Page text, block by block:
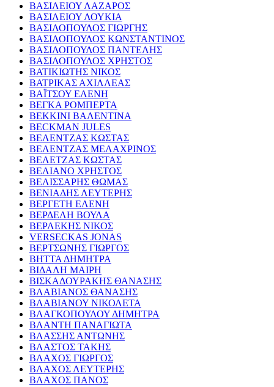
ΒΑΣΙΛΕΙΟΥ ΛΑΖΑΡΟΣ
ΒΑΣΙΛΕΙΟΥ ΛΟΥΚΙΑ
ΒΑΣΙΛΟΠΟΥΛΟΣ ΓΙΩΡΓΗΣ
ΒΑΣΙΛΟΠΟΥΛΟΣ ΚΩΝΣΤΑΝΤΙΝΟΣ
ΒΑΣΙΛΟΠΟΥΛΟΣ ΠΑΝΤΕΛΗΣ
ΒΑΣΙΛΟΠΟΥΛΟΣ ΧΡΗΣΤΟΣ
ΒΑΤΙΚΙΩΤΗΣ ΝΙΚΟΣ
ΒΑΤΡΙΚΑΣ ΑΧΙΛΛΕΑΣ
ΒΑΪΤΣΟΥ ΕΛΕΝΗ
ΒΕΓΚΑ ΡΟΜΠΕΡΤΑ
ΒΕΚΚΙΝΙ ΒΑΛΕΝΤΙΝΑ
BECKMAN JULES
ΒΕΛΕΝΤΖΑΣ ΚΩΣΤΑΣ
ΒΕΛΕΝΤΖΑΣ ΜΕΛΑΧΡΙΝΟΣ
ΒΕΛΕΤΖΑΣ ΚΩΣΤΑΣ
ΒΕΛΙΑΝΟ ΧΡΗΣΤΟΣ
ΒΕΛΙΣΣΑΡΗΣ ΘΩΜΑΣ
ΒΕΝΙΑΔΗΣ ΛΕΥΤΕΡΗΣ
ΒΕΡΓΕΤΗ ΕΛΕΝΗ
ΒΕΡΔΕΛΗ ΒΟΥΛΑ
ΒΕΡΛΕΚΗΣ ΝΙΚΟΣ
VERSECKAS JONAS
ΒΕΡΤΣΩΝΗΣ ΓΙΩΡΓΟΣ
ΒΗΤΤΑ ΔΗΜΗΤΡΑ
ΒΙΔΑΛΗ ΜΑΙΡΗ
ΒΙΣΚΑΔΟΥΡΑΚΗΣ ΘΑΝΑΣΗΣ
ΒΛΑΒΙΑΝΟΣ ΘΑΝΑΣΗΣ
ΒΛΑΒΙΑΝΟΥ ΝΙΚΟΛΕΤΑ
ΒΛΑΓΚΟΠΟΥΛΟΥ ΔΗΜΗΤΡΑ
ΒΛΑΝΤΗ ΠΑΝΑΓΙΩΤΑ
ΒΛΑΣΣΗΣ ΑΝΤΩΝΗΣ
ΒΛΑΣΤΟΣ ΤΑΚΗΣ
ΒΛΑΧΟΣ ΓΙΩΡΓΟΣ
ΒΛΑΧΟΣ ΛΕΥΤΕΡΗΣ
ΒΛΑΧΟΣ ΠΑΝΟΣ